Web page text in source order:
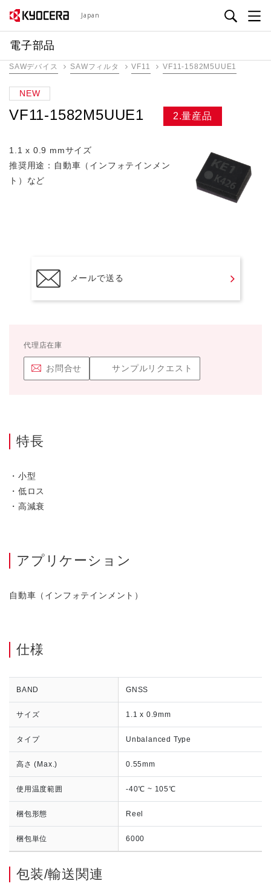
Japan
電子部品
SAWデバイス SAWフィルタ VF11 VF11-1582M5UUE1
NEW
VF11-1582M5UUE1 2.量産品
1.1 x 0.9 mmサイズ
推奨用途：自動車（インフォテインメン
ト）など
メールで送る
代理店在庫
お問合せ サンプルリクエスト
特長
・小型
・低ロス
・高減衰
アプリケーション
自動車（インフォテインメント）
仕様
BAND GNSS
サイズ 1.1 x 0.9mm
タイプ Unbalanced Type
高さ (Max.) 0.55mm
使用温度範囲 -40℃ ~ 105℃
梱包形態 Reel
梱包単位 6000
包装/輸送関連